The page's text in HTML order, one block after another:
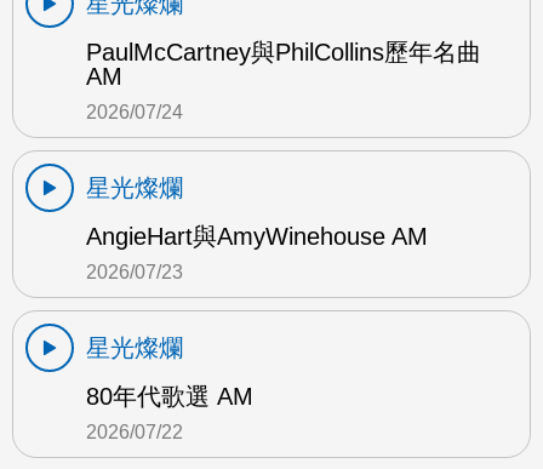
PaulMcCartney與PhilCollins歷年名曲
AM
2026/07/24
星光燦爛
AngieHart與AmyWinehouse AM
2026/07/23
星光燦爛
80年代歌選 AM
2026/07/22